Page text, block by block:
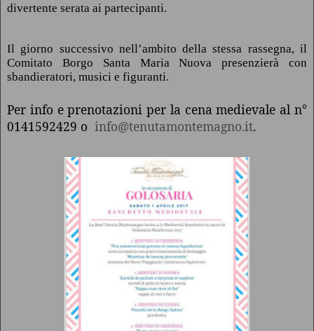
divertente serata ai partecipanti.
Il giorno successivo nell’ambito della stessa rassegna, il
Comitato Borgo Santa Maria Nuova presenzierà con
sbandieratori, musici e figuranti.
Per info e prenotazioni per la cena medievale al n°
0141592429 o info@tenutamontemagno.it.